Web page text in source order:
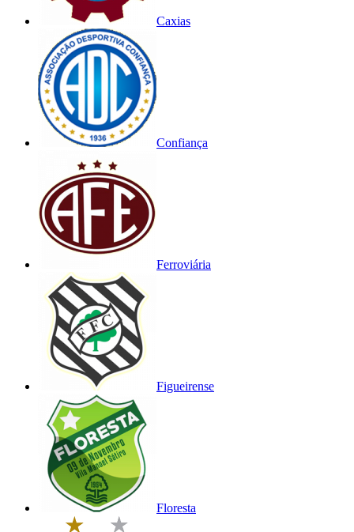
Caxias
Confiança
Ferroviária
Figueirense
Floresta